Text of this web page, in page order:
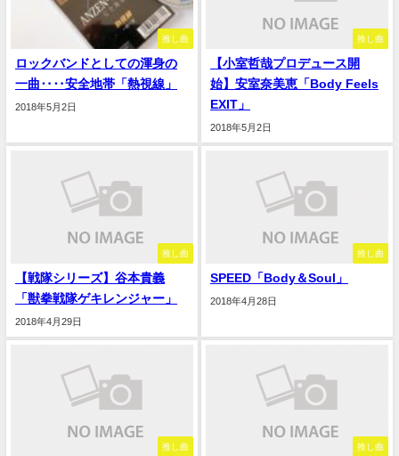
推し曲
ロックバンドとしての渾身の
一曲‥‥安全地帯「熱視線」
2018年5月2日
推し曲
【小室哲哉プロデュース開
始】安室奈美恵「Body Feels
EXIT」
2018年5月2日
推し曲
【戦隊シリーズ】谷本貴義
「獣拳戦隊ゲキレンジャー」
2018年4月29日
推し曲
SPEED「Body＆Soul」
2018年4月28日
推し曲 推し曲